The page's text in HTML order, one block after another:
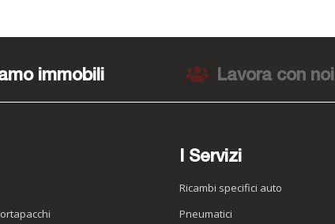
immobili Lavora con noi
I Servizi
Ricambi specifici auto
Pneumatici